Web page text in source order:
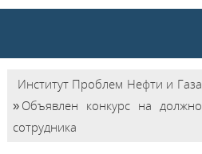
Институт Проблем Нефти и
»Объявлен конкурс на
сотрудника